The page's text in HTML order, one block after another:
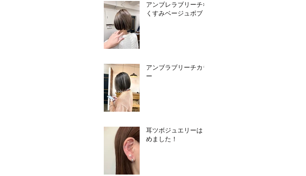
アンブレラブリーチ×
くすみベージュボブ
アンブラブリーチカラ
ー
耳ツボジュエリーはじ
めました！